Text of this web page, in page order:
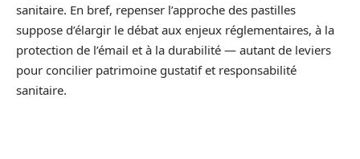
sanitaire. En bref, repenser l’approche des pastilles
suppose d’élargir le débat aux enjeux réglementaires, à la
protection de l’émail et à la durabilité — autant de leviers
pour concilier patrimoine gustatif et responsabilité
sanitaire.